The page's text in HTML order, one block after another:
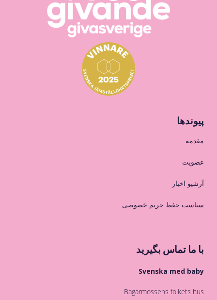
پیوندها
مقدمه
عضویت
آرشیو اخبار
سیاست حفظ حریم خصوصی
با ما تماس بگیرید
Svenska med baby
Bagarmossens folkets hus